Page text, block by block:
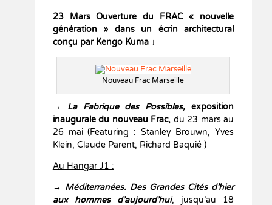
23 Mars Ouverture du FRAC « nouvelle
génération » dans un écrin architectural
conçu par Kengo Kuma ↓
Nouveau Frac Marseille
→ La Fabrique des Possibles, exposition
inaugurale du nouveau Frac, du 23 mars au
26 mai (Featuring : Stanley Brouwn, Yves
Klein, Claude Parent, Richard Baquié )
Au Hangar J1 :
→ Méditerranées. Des Grandes Cités d’hier
aux hommes d’aujourd’hui, jusqu’au 18